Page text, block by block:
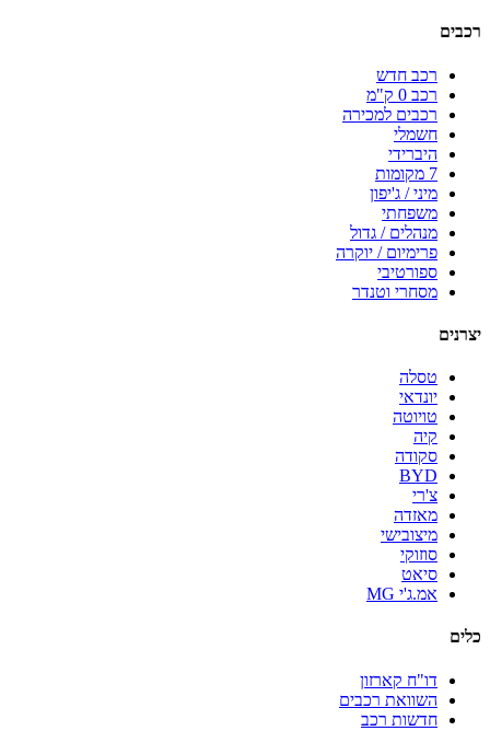
רכבים
רכב חדש
רכב 0 ק"מ
רכבים למכירה
חשמלי
היברידי
7 מקומות
מיני / ג'יפון
משפחתי
מנהלים / גדול
פרימיום / יוקרה
ספורטיבי
מסחרי וטנדר
יצרנים
טסלה
יונדאי
טויוטה
קיה
סקודה
BYD
צ'רי
מאזדה
מיצובישי
סוזוקי
סיאט
אמ.ג'י MG
כלים
דו"ח קארזון
השוואת רכבים
חדשות רכב